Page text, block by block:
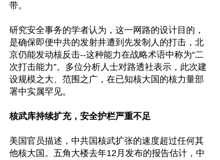
带。
研究安全事务的学者认为，这一网路的设计目的，
是确保即便中共的发射井遭到先发制人的打击，北
京仍能发动核反击--这种能力在战略术语中称为“二
次打击能力”。多位分析人士对路透社表示，此次建
设规模之大、范围之广，在已知核大国的核力量部
署中实属罕见。
核武库持续扩充，安全护栏严重不足
美国官员描述，中共国核武扩张的速度超过任何其
他核大国。五角大楼去年12月发布的报告估计，中